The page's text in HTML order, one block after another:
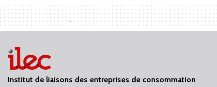
Institut de liaisons des entreprises de consommation